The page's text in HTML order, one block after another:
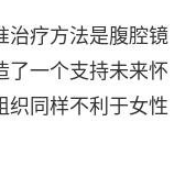
治疗方法是腹腔镜
了一个支持未来怀
织同样不利于女性